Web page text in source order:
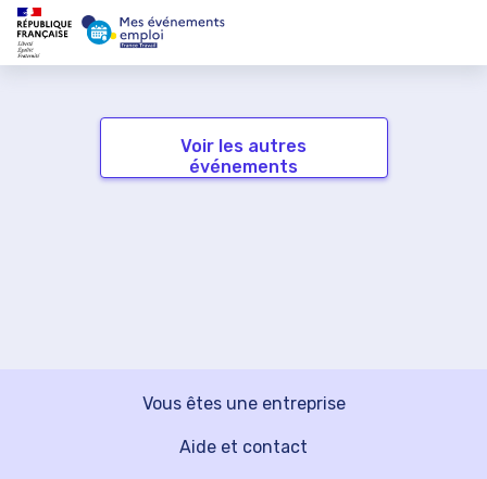
Voir les autres
événements
Vous êtes une entreprise
Aide et contact